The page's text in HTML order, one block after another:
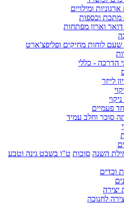
ארגוניות ומילויים
מתכת וכספות
וארון מפתחות
שעם לוחות מחיקים ופליפצ'ארט
הדרכה - כללי
לייזר
פעמיים
סוכר וחלב עמיד
השנה סוכות ט"ו בשבט גינה וטבע
וכדים
יצירה
לחנוכה